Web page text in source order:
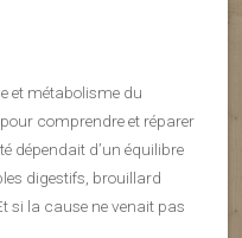
et métabolisme du
comprendre et réparer
dépendait d’un équilibre
digestifs, brouillard
si la cause ne venait pas